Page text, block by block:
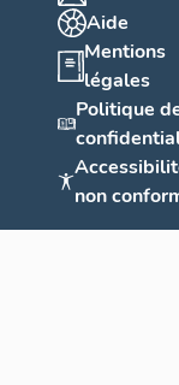
Aide
Mentions
légales
Politique
non